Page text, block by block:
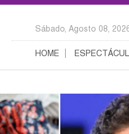
Sábado, Agosto 08,
HOME